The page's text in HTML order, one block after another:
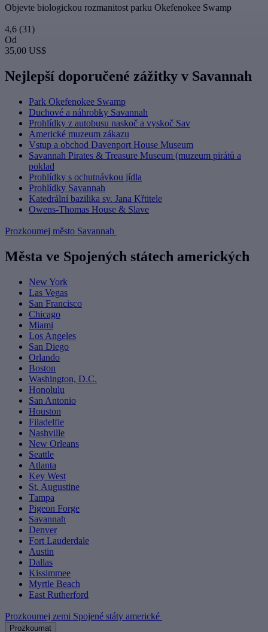
Objevte biologickou rozmanitost parku Okefenokee Swamp
4,6 (31)
Od
35,00 US$
Nejlepší doporučené zážitky v Savannah
Park Okefenokee Swamp
Duchové a náhrobky Savannah
Prohlídky z autobusu naskoč a vyskoč Sav
Americké muzeum zákazu
Vstup a obchod Davenport House Museum
Savannah Pirates & Treasure Museum (muzeum pirátů a
poklad
Prohlídky s ochutnávkou jídla
Prohlídky Savannah
Katedrální bazilika sv. Jana Křtitele
Owens-Thomas House & Slave
Prozkoumej město Savannah
Města ve Spojených státech amerických
New York
Las Vegas
San Francisco
Chicago
Miami
Los Angeles
San Diego
Orlando
Boston
Washington, D.C.
Honolulu
San Antonio
Houston
Filadelfie
Nashville
New Orleans
Seattle
Atlanta
Key West
St. Augustine
Tampa
Pigeon Forge
Savannah
Denver
Fort Lauderdale
Austin
Dallas
Kissimmee
Myrtle Beach
East Rutherford
Prozkoumej zemi Spojené státy americké
Prozkoumat